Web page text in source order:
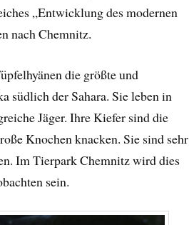
„Entwicklung des modernen
nach Chemnitz.
die größte und
südlich der Sahara. Sie leben in
Jäger. Ihre Kiefer sind die
Knochen knacken. Sie sind sehr
Im Tierpark Chemnitz wird dies
sein.